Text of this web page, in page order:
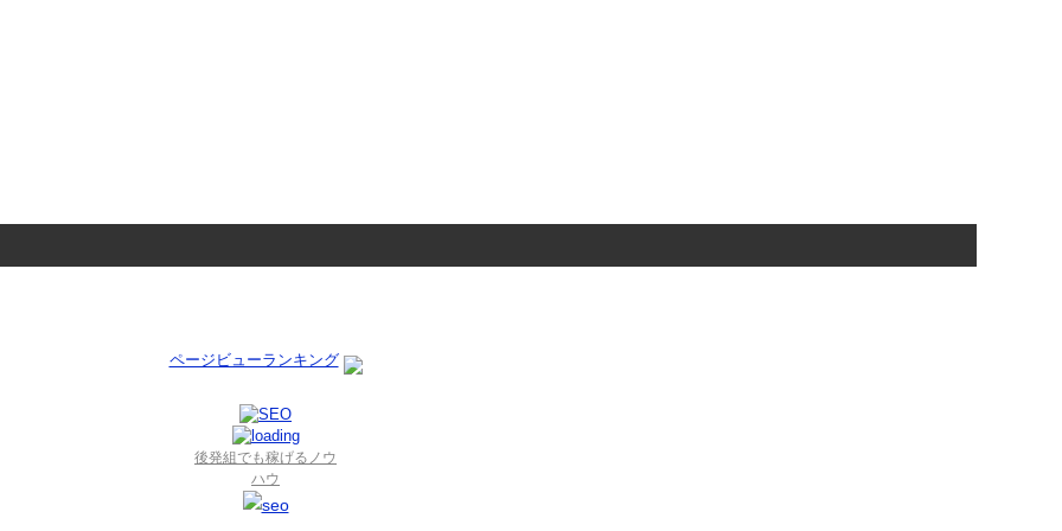
ページビューランキング
後発組でも稼げるノウ
ハウ